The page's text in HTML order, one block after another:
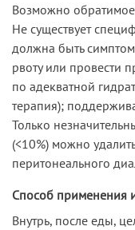
Возможно обратимое
Не существует
должна быть
рвоту или провести
по адекватной
терапия);
Только
(<10%) можно
перитонеального
Способ применения
Внутрь, после еды,